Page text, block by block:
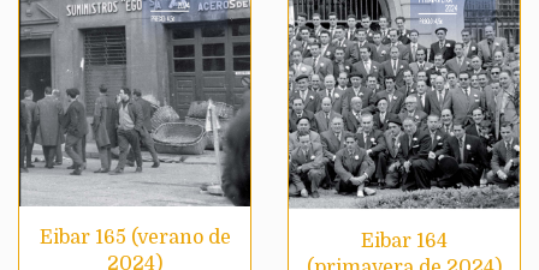
Eibar 165 (verano de
2024)
Eibar 164